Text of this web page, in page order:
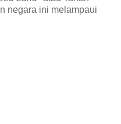
negara ini melampaui